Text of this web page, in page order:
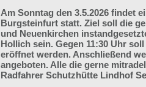
Am Sonntag den 3.5.2026 findet
Burgsteinfurt statt. Ziel soll die
und Neuenkirchen
Hollich sein. Gegen 11:30 Uhr
eröffnet werden. Anschließend
angeboten. Alle die gerne
Radfahrer Schutzhütte Lindhof